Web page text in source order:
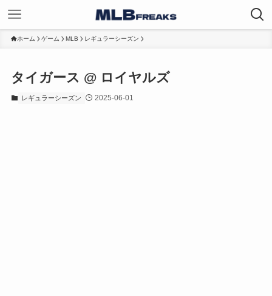
ホーム ゲーム MLB レギュラーシーズン
タイガース @ ロイヤルズ
レギュラーシーズン 2025-06-01